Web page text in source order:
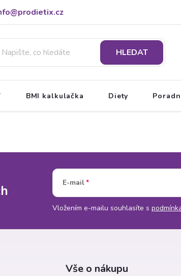
kalkulačka O Prodietix dietě
HLEDAT
BMI kalkulačka Diety
E-mail
Vložením e-mailu souhlasíte s
Vše o nákupu